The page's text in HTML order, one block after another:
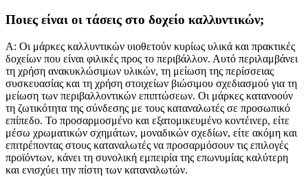
Ποιες είναι οι τάσεις στο δοχείο καλλυντικών;
Α: Οι μάρκες καλλυντικών υιοθετούν κυρίως υλικά και πρακτικές
δοχείων που είναι φιλικές προς το περιβάλλον. Αυτό περιλαμβάνει
τη χρήση ανακυκλώσιμων υλικών, τη μείωση της περίσσειας
συσκευασίας και τη χρήση στοιχείων βιώσιμου σχεδιασμού για τη
μείωση των περιβαλλοντικών επιπτώσεων. Οι μάρκες κατανοούν
τη ζωτικότητα της σύνδεσης με τους καταναλωτές σε προσωπικό
επίπεδο. Το προσαρμοσμένο και εξατομικευμένο κοντέινερ, είτε
μέσω χρωματικών σχημάτων, μοναδικών σχεδίων, είτε ακόμη και
επιτρέποντας στους καταναλωτές να προσαρμόσουν τις επιλογές
προϊόντων, κάνει τη συνολική εμπειρία της επωνυμίας καλύτερη
και ενισχύει την πίστη των καταναλωτών.